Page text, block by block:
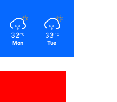
32 ℃
Mon
33 ℃
Tue